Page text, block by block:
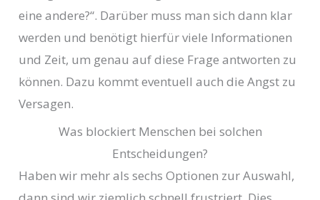
eine andere?“. Darüber muss man sich dann klar
werden und benötigt hierfür viele Informationen
und Zeit, um genau auf diese Frage antworten zu
können. Dazu kommt eventuell auch die Angst zu
Versagen.
Was blockiert Menschen bei solchen
Entscheidungen?
Haben wir mehr als sechs Optionen zur Auswahl,